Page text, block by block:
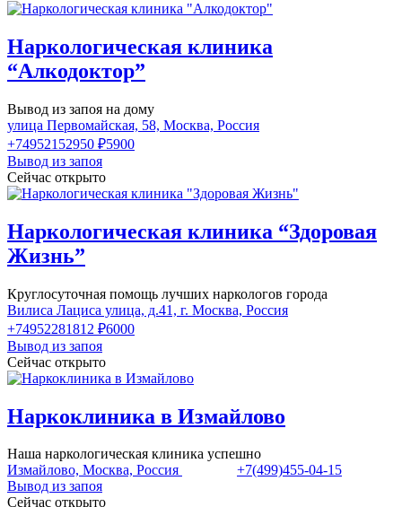
Наркологическая клиника
“Алкодоктор”
Вывод из запоя на дому
улица Первомайская, 58, Москва, Россия
+74952152950 ₽5900
Вывод из запоя
Сейчас открыто
Наркологическая клиника “Здоровая
Жизнь”
Круглосуточная помощь лучших наркологов города
Вилиса Лациса улица, д.41, г. Москва, Россия
+74952281812 ₽6000
Вывод из запоя
Сейчас открыто
Наркоклиника в Измайлово
Наша наркологическая клиника успешно
Измайлово, Москва, Россия
+7(499)455-04-15
Вывод из запоя
Сейчас открыто